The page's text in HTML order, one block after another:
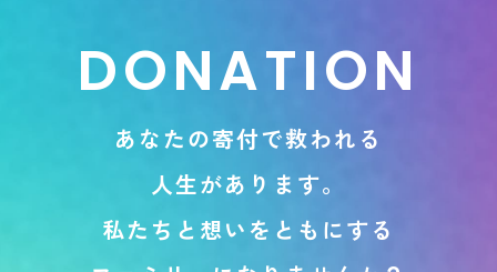
DONATION
あ な たの寄付で救われ る
人生があ り ま す。
私た ち と 想い を と も にする